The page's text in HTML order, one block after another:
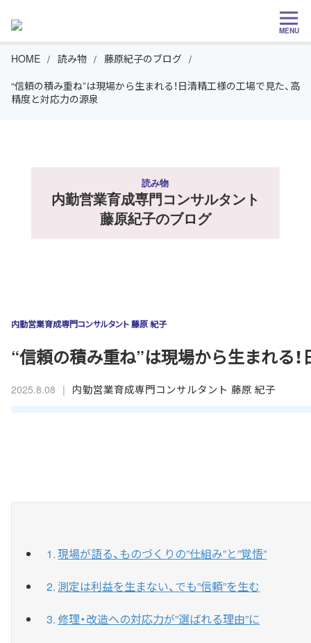
MENU
HOME 読み物
藤原紀子のブログ
“信頼の積み重ね”は現場から生まれる！日清精工様の工場で見た、高
精度と対応力の源泉
読み物
内勤営業育成専門コンサルタント
藤原紀子のブログ
内勤営業育成専門コンサルタント 藤原 紀子
“信頼の積み重ね”は現場から生まれる
2025.8.08 | 内勤営業育成専門コンサルタント 藤原 紀子
現場が語る、ものづくりの”仕組み”と”覚悟”
測定は利益を生まない、でも”信頼”を生む
修理・改造への対応力が”選ばれる理由”に